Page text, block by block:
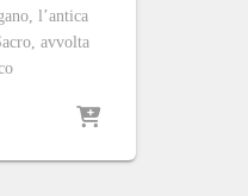
l’antica
avvolta